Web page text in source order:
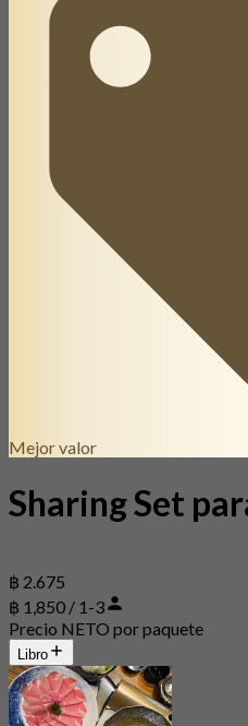
Mejor valor
Sharing Set
฿ 2.675
฿ 1,850 / 1-3
Precio NETO por paquete
Libro